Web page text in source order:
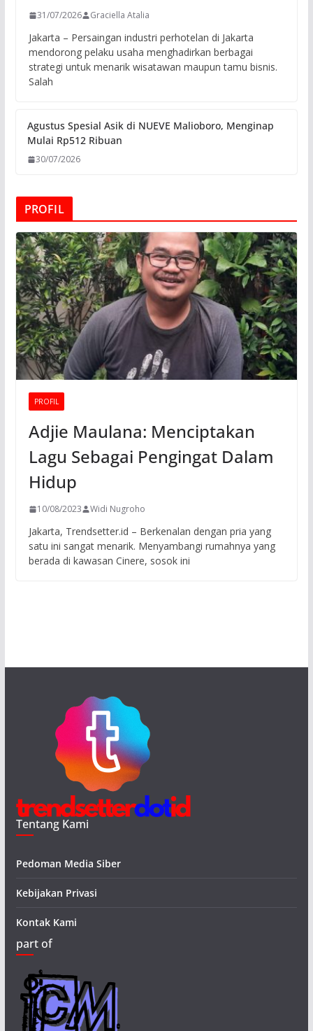
31/07/2026 Graciella Atalia
Jakarta – Persaingan industri perhotelan di Jakarta
mendorong pelaku usaha menghadirkan berbagai
strategi untuk menarik wisatawan maupun tamu bisnis.
Salah
Agustus Spesial Asik di NUEVE Malioboro, Menginap
Mulai Rp512 Ribuan
30/07/2026
PROFIL
PROFIL
Adjie Maulana: Menciptakan
Lagu Sebagai Pengingat Dalam
Hidup
10/08/2023 Widi Nugroho
Jakarta, Trendsetter.id – Berkenalan dengan pria yang
satu ini sangat menarik. Menyambangi rumahnya yang
berada di kawasan Cinere, sosok ini
Tentang Kami
Pedoman Media Siber
Kebijakan Privasi
Kontak Kami
part of